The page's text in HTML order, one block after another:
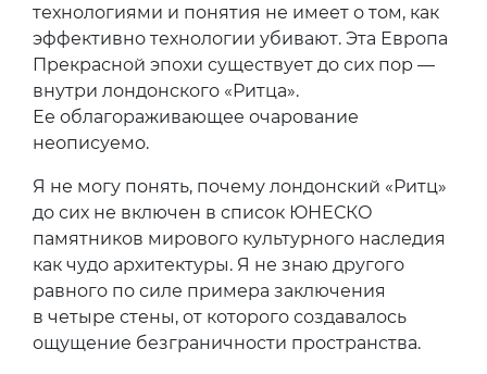
технологиями и понятия не имеет о том, как
эффективно технологии убивают. Эта Европа
Прекрасной эпохи существует до сих пор —
внутри лондонского «Ритца».
Ее облагораживающее очарование
неописуемо.
Я не могу понять, почему лондонский «Ритц»
до сих не включен в список ЮНЕСКО
памятников мирового культурного наследия
как чудо архитектуры. Я не знаю другого
равного по силе примера заключения
в четыре стены, от которого создавалось
ощущение безграничности пространства.